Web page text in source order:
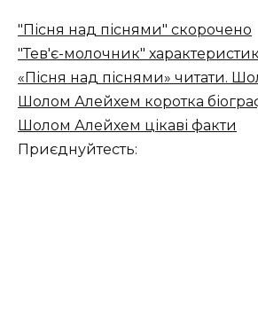
"Пісня над піснями" скорочено
"Тев'є-молочник"
«Пісня над піснями» читати.
Шолом Алейхем коротка
Шолом Алейхем цікаві факти
Приєднуйтесть: